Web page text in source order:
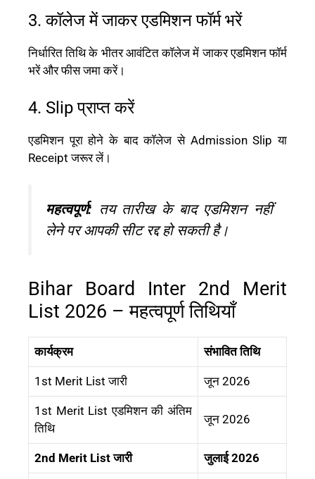
3. कॉलेज में जाकर एडमिशन फॉर्म भरें
निर्धारित तिथि के भीतर आवंटित कॉलेज में जाकर एडमिशन फॉर्म
भरें और फीस जमा करें।
4. Slip प्राप्त करें
एडमिशन पूरा होने के बाद कॉलेज से Admission Slip या
Receipt जरूर लें।
महत्वपूर्ण: तय तारीख के बाद एडमिशन नहीं
लेने पर आपकी सीट रद्द हो सकती है।
Bihar Board Inter 2nd Merit
List 2026 – महत्वपूर्ण तिथियाँ
कार्यक्रम संभावित तिथि
1st Merit List जारी जून 2026
1st Merit List एडमिशन की अंतिम
तिथि
जून 2026
2nd Merit List जारी जुलाई 2026